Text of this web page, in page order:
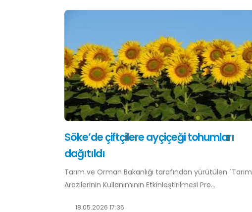
Söke’de çiftçilere ayçiçeği tohumları
dağıtıldı
Tarım ve Orman Bakanlığı tarafından yürütülen `Tarım
Arazilerinin Kullanımının Etkinleştirilmesi Pro...
18.05.2026 17:35